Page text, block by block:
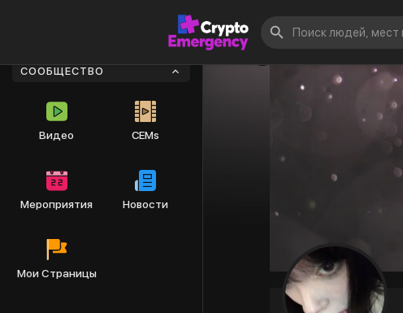
СООБЩЕСТВО
Видео CEMs
Мероприятия Новости
Мои Страницы